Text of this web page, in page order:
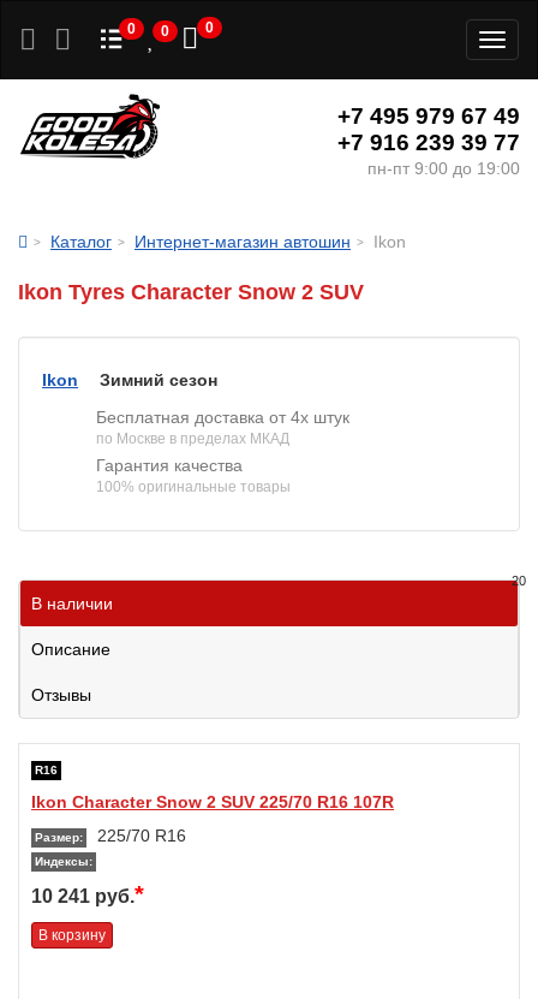
0 0 0
+7 495 979 67 49
+7 916 239 39 77
пн-пт 9:00 до 19:00
Каталог Интернет-магазин автошин Ikon
Ikon Tyres Character Snow 2 SUV
Ikon
Зимний сезон
Бесплатная доставка от 4х штук
по Москве в пределах МКАД
Гарантия качества
100% оригинальные товары
В наличии
20
Описание
Отзывы
R16
Ikon Character Snow 2 SUV 225/70 R16 107R
Размер: 225/70 R16
Индексы:
10 241 руб.*
В корзину